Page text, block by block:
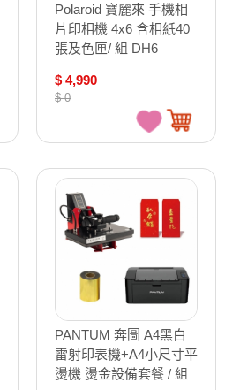
Polaroid 寶麗來 手機相
片印相機 4x6 含相紙40
張及色匣/ 組 DH6
$ 4,990
$ 0
PANTUM 奔圖 A4黑白
雷射印表機+A4小尺寸平
燙機 燙金設備套餐 / 組